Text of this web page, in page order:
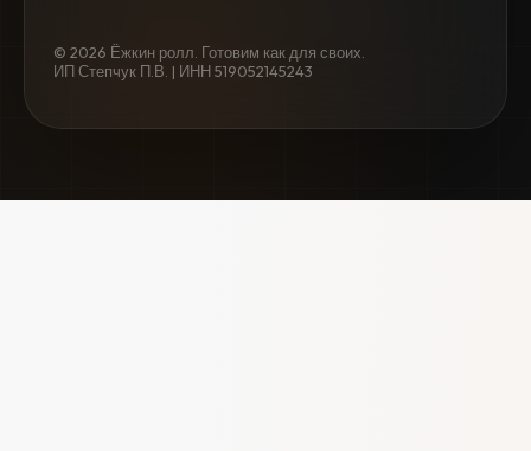
© 2026 Ёжкин ролл. Готовим как для своих.
ИП Степчук П.В. | ИНН 519052145243